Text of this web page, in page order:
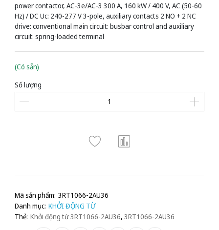
power contactor, AC-3e/AC-3 300 A, 160 kW / 400 V, AC (50-60
Hz) / DC Uc: 240-277 V 3-pole, auxiliary contacts 2 NO + 2 NC
drive: conventional main circuit: busbar control and auxiliary
circuit: spring-loaded terminal
(Có sẵn)
Số lượng
Mã sản phẩm: 3RT1066-2AU36
Danh mục: KHỞI ĐỘNG TỪ
Thẻ: Khởi động từ 3RT1066-2AU36, 3RT1066-2AU36